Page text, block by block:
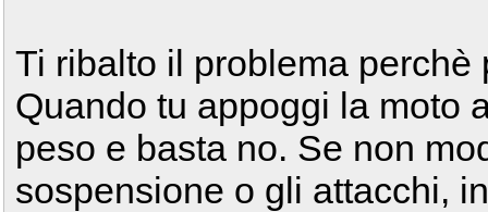
Ti ribalto il problema
Quando tu appoggi la moto
peso e basta no. Se non
sospensione o gli attacchi,